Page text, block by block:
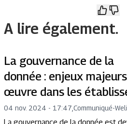
A lire également.
La gouvernance de la
donnée : enjeux
œuvre dans les
04 nov. 2024 - 17:47 Communiqué-